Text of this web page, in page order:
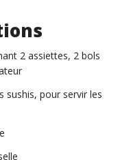
2 assiettes, 2 bols
sushis, pour servir les